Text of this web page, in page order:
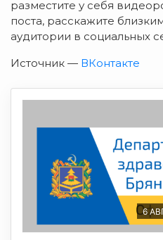
разместите у себя
поста, расскажите
аудитории в социальных
Источник — ВКонтакте
6